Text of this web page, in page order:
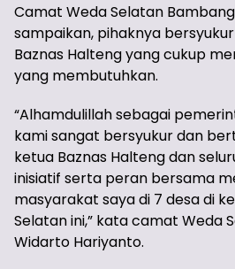
Camat Weda Selatan
sampaikan, pihaknya
Baznas Halteng yang cukup
yang membutuhkan.
“Alhamdulillah sebagai
kami sangat bersyukur dan
ketua Baznas Halteng dan
inisiatif serta peran bersama
masyarakat saya di 7 desa di
Selatan ini,” kata camat Weda
Widarto Hariyanto.